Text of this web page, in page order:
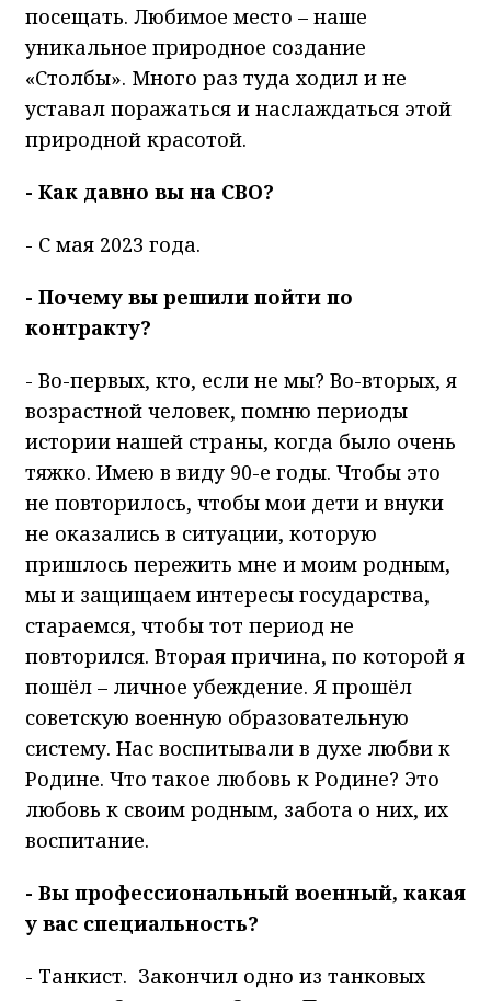
посещать. Любимое место – наше
уникальное природное создание
«Столбы». Много раз туда ходил и не
уставал поражаться и наслаждаться этой
природной красотой.
- Как давно вы на СВО?
- С мая 2023 года.
- Почему вы решили пойти по
контракту?
- Во-первых, кто, если не мы? Во-вторых, я
возрастной человек, помню периоды
истории нашей страны, когда было очень
тяжко. Имею в виду 90-е годы. Чтобы это
не повторилось, чтобы мои дети и внуки
не оказались в ситуации, которую
пришлось пережить мне и моим родным,
мы и защищаем интересы государства,
стараемся, чтобы тот период не
повторился. Вторая причина, по которой я
пошёл – личное убеждение. Я прошёл
советскую военную образовательную
систему. Нас воспитывали в духе любви к
Родине. Что такое любовь к Родине? Это
любовь к своим родным, забота о них, их
воспитание.
- Вы профессиональный военный, какая
у вас специальность?
- Танкист. Закончил одно из танковых